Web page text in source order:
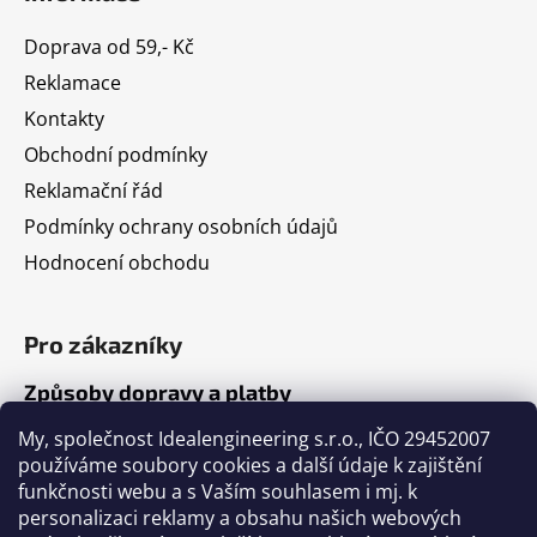
My, společnost Idealengineering s.r.o., IČO 29452007
používáme soubory cookies a další údaje k zajištění
funkčnosti webu a s Vaším souhlasem i mj. k
personalizaci reklamy a obsahu našich webových
Doprava od 59,- Kč
Reklamace
Kontakty
Obchodní podmínky
Reklamační řád
Podmínky ochrany osobních údajů
Hodnocení obchodu
Pro zákazníky
Způsoby dopravy a platby
Jak nakupovat
Články